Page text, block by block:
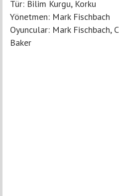
Tür: Bilim Kurgu, Korku
Yönetmen: Mark Fischbach
Oyuncular: Mark Fischbach,
Baker